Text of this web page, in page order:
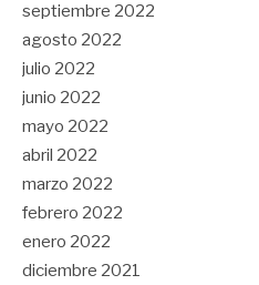
septiembre 2022
agosto 2022
julio 2022
junio 2022
mayo 2022
abril 2022
marzo 2022
febrero 2022
enero 2022
diciembre 2021